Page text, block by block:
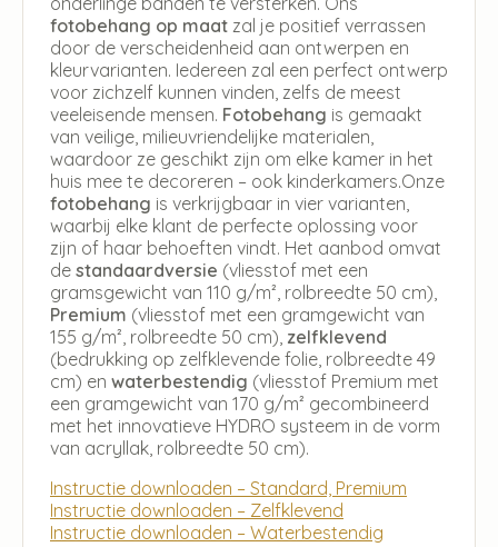
fotobehang op maat zal je positief verrassen
door de verscheidenheid aan ontwerpen en
kleurvarianten. Iedereen zal een perfect ontwerp
voor zichzelf kunnen vinden, zelfs de meest
veeleisende mensen. Fotobehang is gemaakt
van veilige, milieuvriendelijke materialen,
waardoor ze geschikt zijn om elke kamer in het
huis mee te decoreren – ook kinderkamers.Onze
fotobehang is verkrijgbaar in vier varianten,
waarbij elke klant de perfecte oplossing voor
zijn of haar behoeften vindt. Het aanbod omvat
de standaardversie (vliesstof met een
gramsgewicht van 110 g/m², rolbreedte 50 cm),
Premium (vliesstof met een gramgewicht van
155 g/m², rolbreedte 50 cm), zelfklevend
(bedrukking op zelfklevende folie, rolbreedte 49
cm) en waterbestendig (vliesstof Premium met
een gramgewicht van 170 g/m² gecombineerd
met het innovatieve HYDRO systeem in de vorm
van acryllak, rolbreedte 50 cm).
Instructie downloaden – Standard, Premium
Instructie downloaden – Zelfklevend
Instructie downloaden – Waterbestendig